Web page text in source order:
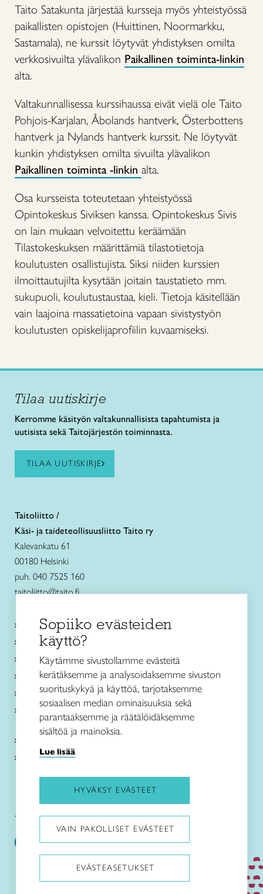
Taito Satakunta järjestää kursseja myös yhteistyössä
paikallisten opistojen (Huittinen, Noormarkku,
Sastamala), ne kurssit löytyvät yhdistyksen omilta
verkkosivuilta ylävalikon Paikallinen toiminta-linkin
alta.
Valtakunnallisessa kurssihaussa eivät vielä ole Taito
Pohjois-Karjalan, Åbolands hantverk, Österbottens
hantverk ja Nylands hantverk kurssit. Ne löytyvät
kunkin yhdistyksen omilta sivuilta ylävalikon
Paikallinen toiminta -linkin alta.
Osa kursseista toteutetaan yhteistyössä
Opintokeskus Siviksen kanssa. Opintokeskus Sivis
on lain mukaan velvoitettu keräämään
Tilastokeskuksen määrittämiä tilastotietoja
koulutusten osallistujista. Siksi niiden kurssien
ilmoittautujilta kysytään joitain taustatieto mm.
sukupuoli, koulutustaustaa, kieli. Tietoja käsitellään
vain laajoina massatietoina vapaan sivistystyön
koulutusten opiskelijaprofiilin kuvaamiseksi.
Tilaa uutiskirje
Kerromme käsityön valtakunnallisista tapahtumista ja
uutisista sekä Taitojärjestön toiminnasta.
TILAA UUTISKIRJE
Taitoliitto /
Käsi- ja taideteollisuusliitto Taito ry
Kalevankatu 61
00180 Helsinki
puh. 040 7525 160
taitoliitto@taito.fi
Käsityökurssit ja koulutus
Ajankohtaista
Käsityöohjeet
Me olemme Taito
Paikallinen toiminta
Verkkokaupat
Kirjaudu Arviin
Kirjaudu Taitocampukseen
Taitoliitto: Taito-lehti:
Sopiiko evästeiden
käyttö?
Käytämme sivustollamme evästeitä
kerätäksemme ja analysoidaksemme sivuston
suorituskykyä ja käyttöä, tarjotaksemme
sosiaalisen median ominaisuuksia sekä
parantaaksemme ja räätälöidäksemme
sisältöä ja mainoksia.
Lue lisää
HYVÄKSY EVÄSTEET
VAIN PAKOLLISET EVÄSTEET
EVÄSTEASETUKSET